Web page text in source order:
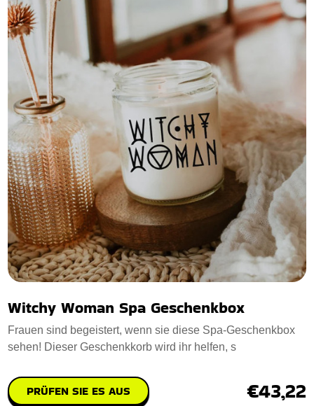
Witchy Woman Spa Geschenkbox
Frauen sind begeistert, wenn sie diese Spa-Geschenkbox
sehen! Dieser Geschenkkorb wird ihr helfen, s
PRÜFEN SIE ES AUS €43,22